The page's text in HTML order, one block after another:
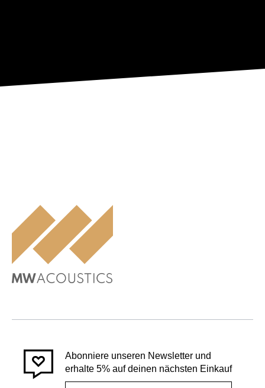
Abonniere unseren Newsletter und
erhalte 5% auf deinen nächsten Einkauf